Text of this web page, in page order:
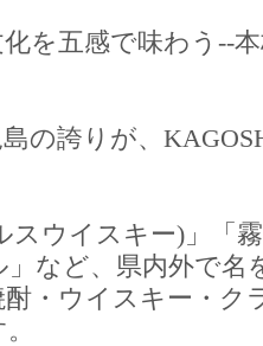
化を五感で味わう--
の誇りが、
スウイスキー)」「
」など、県内外で
・ウイスキー・ク